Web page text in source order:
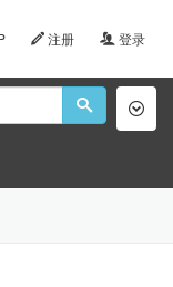
注册 登录